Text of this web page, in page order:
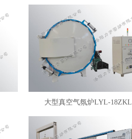
大型真空气氛炉LYL-18ZKL